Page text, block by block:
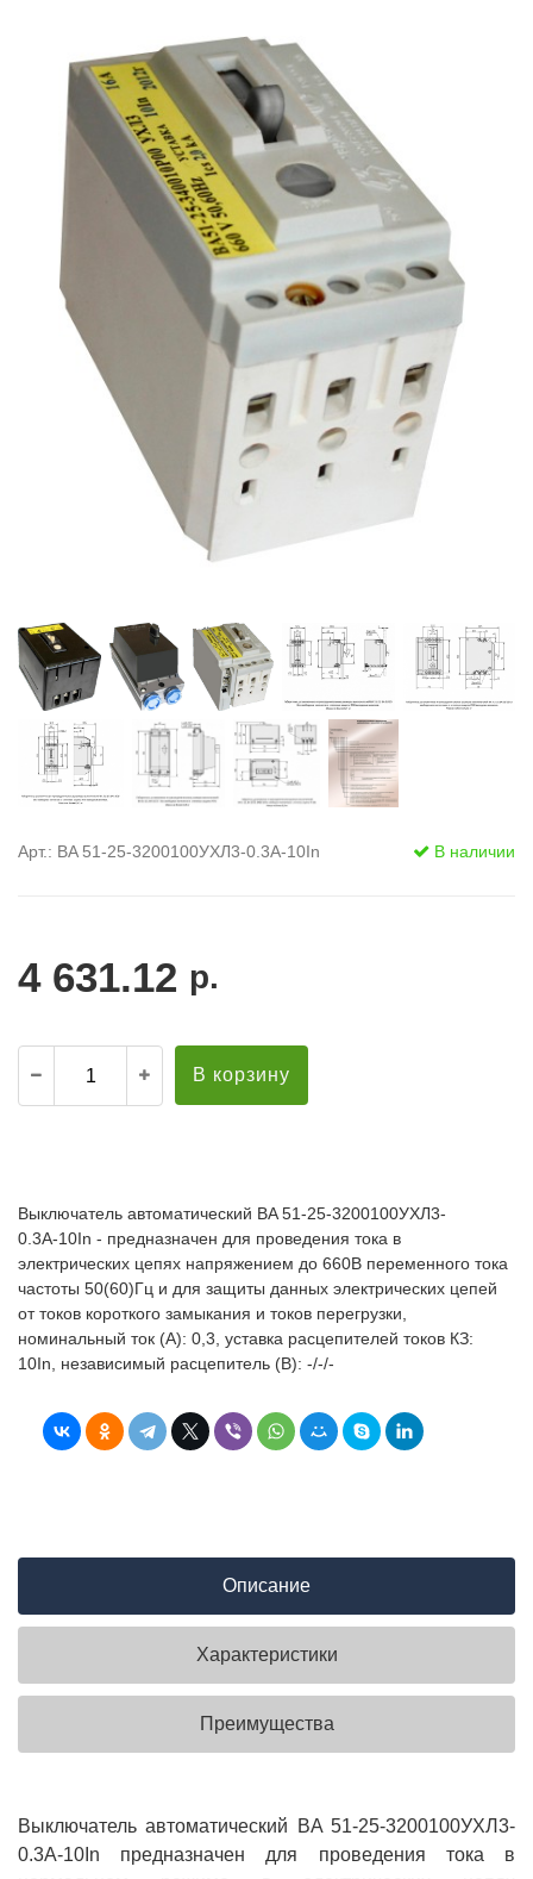
диэлектрические
Стремянки с
Стремянки с
опорой
Ширмы
РЗА (шторы)
Штендеры
Щиты
диэлектрические
Арт.: BA 51-25-3200100УХЛ3-0.3А-10In В наличии
4 631.12 р.
В корзину
Выключатель автоматический BA 51-25-3200100УХЛ3-
0.3А-10In - предназначен для проведения тока в
электрических цепях напряжением до 660В переменного тока
частоты 50(60)Гц и для защиты данных электрических цепей
от токов короткого замыкания и токов перегрузки,
номинальный ток (А): 0,3, уставка расцепителей токов КЗ:
10In, независимый расцепитель (В): -/-/-
Описание
Характеристики
Преимущества
Выключатель автоматический BA 51-25-3200100УХЛ3-
0.3А-10In предназначен для проведения тока в